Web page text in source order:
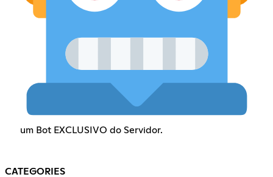
um Bot EXCLUSIVO do Servidor.
CATEGORIES